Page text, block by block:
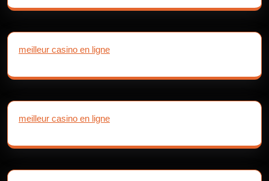
meilleur casino en ligne
meilleur casino en ligne